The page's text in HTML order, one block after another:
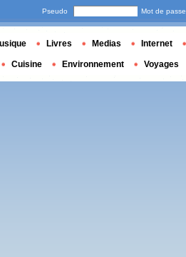
Pseudo Mot de passe
Livres Medias Internet
Cuisine Environnement Voyages